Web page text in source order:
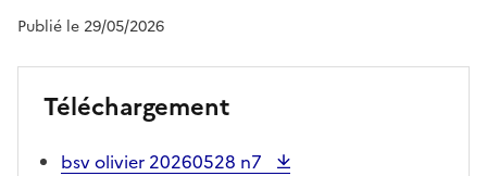
Publié le 29/05/2026
Téléchargement
bsv olivier 20260528 n7